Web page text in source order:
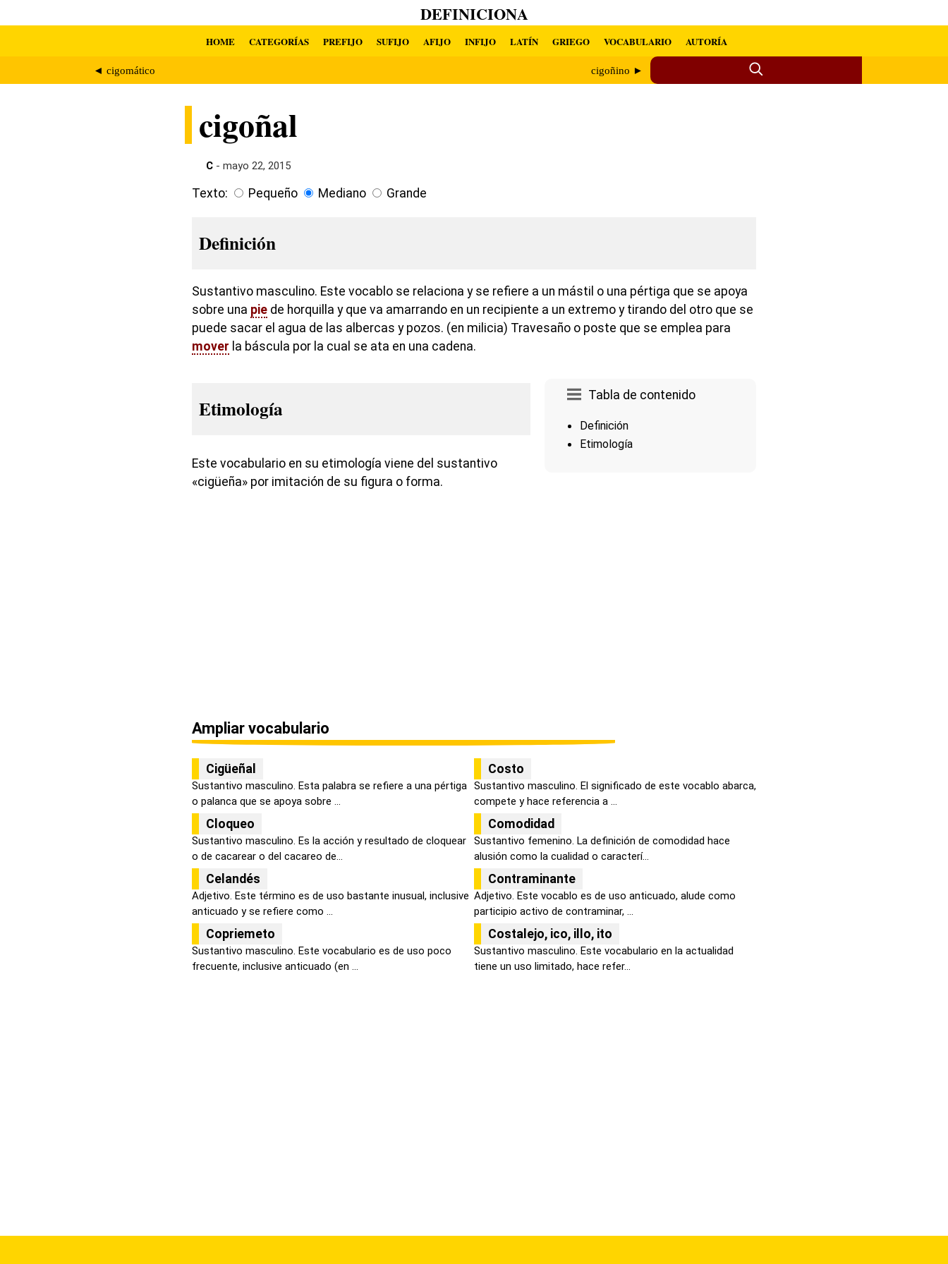
DEFINICIONA
HOME CATEGORÍAS PREFIJO SUFIJO AFIJO INFIJO LATÍN GRIEGO VOCABULARIO AUTORÍA
◄ cigomático cigoñino ►
cigoñal
C - mayo 22, 2015
Texto: Pequeño Mediano Grande
Definición
Sustantivo masculino. Este vocablo se relaciona y se refiere a un mástil o una pértiga que se apoya
sobre una pie de horquilla y que va amarrando en un recipiente a un extremo y tirando del otro que se
puede sacar el agua de las albercas y pozos. (en milicia) Travesaño o poste que se emplea para
mover la báscula por la cual se ata en una cadena.
Tabla de contenido
Definición
Etimología
Etimología
Este vocabulario en su etimología viene del sustantivo
«cigüeña» por imitación de su figura o forma.
Ampliar vocabulario
Cigüeñal
Sustantivo masculino. Esta palabra se refiere a una pértiga
o palanca que se apoya sobre ...
Costo
Sustantivo masculino. El significado de este vocablo abarca,
compete y hace referencia a ...
Cloqueo
Sustantivo masculino. Es la acción y resultado de cloquear
o de cacarear o del cacareo de...
Comodidad
Sustantivo femenino. La definición de comodidad hace
alusión como la cualidad o caracterí...
Celandés
Adjetivo. Este término es de uso bastante inusual, inclusive
anticuado y se refiere como ...
Contraminante
Adjetivo. Este vocablo es de uso anticuado, alude como
participio activo de contraminar, ...
Copriemeto
Sustantivo masculino. Este vocabulario es de uso poco
frecuente, inclusive anticuado (en ...
Costalejo, ico, illo, ito
Sustantivo masculino. Este vocabulario en la actualidad
tiene un uso limitado, hace refer...